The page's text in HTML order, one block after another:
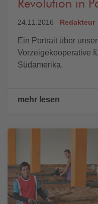
Revolution in
24.11.2016 Redakteur
Ein Portrait über
Vorzeigekooperative
Südamerika.
mehr lesen